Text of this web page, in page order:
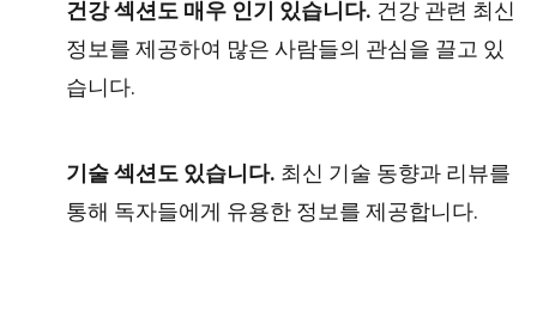
건강 섹션도 매우 인기 있습니다. 건강 관련 최신
정보를 제공하여 많은 사람들의 관심을 끌고 있
습니다.
기술 섹션도 있습니다. 최신 기술 동향과 리뷰를
통해 독자들에게 유용한 정보를 제공합니다.